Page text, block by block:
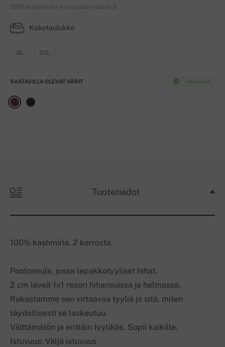
100% Kashmiria | Kerroksien määrä: 2
Kokotaulukko
XL 2XL
Varastossa
SAATAVILLA OLEVAT VÄRIT
Tuotetiedot
100% kashmiria, 2 kerrosta.
Pooloneule, jossa lepakkotyyliset hihat.
2 cm leveä 1x1 resori hihansuissa ja helmassa.
Rakastamme sen virtaavaa tyyliä ja sitä, miten
täydellisesti se laskeutuu.
Välttämätön ja erittäin tyylikäs. Sopii kaikille.
Istuvuus: Väljä istuvuus